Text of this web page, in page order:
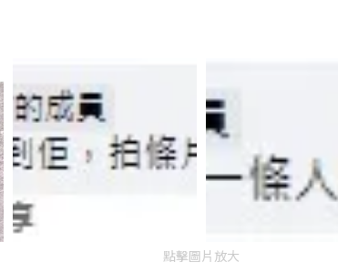
點擊圖片放大